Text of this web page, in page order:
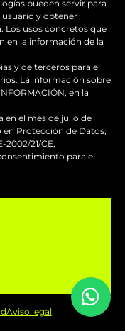
pueden servir para
usuario y obtener
Los usos concretos que
en la información de la
y de terceros para el
La información sobre
en la
en el mes de julio de
Protección de Datos,
2002/21/CE,
para el
Aviso legal
El
te ofrece
de